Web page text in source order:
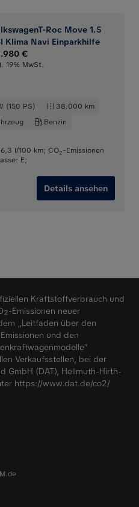
Roc Move 1.5
Klima Navi Einparkhilfe
€
19% MwSt.
(150 PS)
38.000 km
Benzin
l/100 km; CO2-Emissionen
E;
Details ansehen
Kraftstoffverbrauch und
Emissionen neuer
„Leitfaden über den
und den
Verkaufsstellen, bei der
GmbH (DAT), Hellmuth-Hirth-
https://www.dat.de/co2/